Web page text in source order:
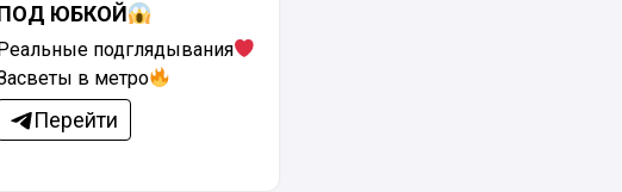
ЮБКОЙ
подглядывания
в метро
Перейти